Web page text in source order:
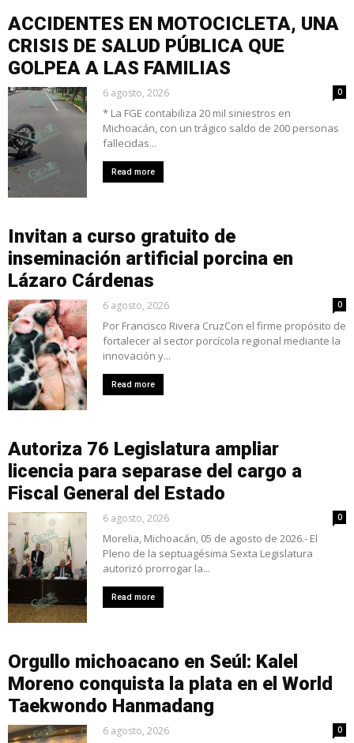
ACCIDENTES EN MOTOCICLETA, UNA
CRISIS DE SALUD PÚBLICA QUE
GOLPEA A LAS FAMILIAS
6 agosto, 2026 0
* La FGE contabiliza 20 mil siniestros en
Michoacán, con un trágico saldo de 200 personas
fallecidas...
Read more
Invitan a curso gratuito de
inseminación artificial porcina en
Lázaro Cárdenas
6 agosto, 2026 0
Por Francisco Rivera CruzCon el firme propósito de
fortalecer al sector porcícola regional mediante la
innovación y...
Read more
Autoriza 76 Legislatura ampliar
licencia para separase del cargo a
Fiscal General del Estado
6 agosto, 2026 0
Morelia, Michoacán, 05 de agosto de 2026.- El
Pleno de la septuagésima Sexta Legislatura
autorizó prorrogar la...
Read more
Orgullo michoacano en Seúl: Kalel
Moreno conquista la plata en el World
Taekwondo Hanmadang
6 agosto, 2026 0